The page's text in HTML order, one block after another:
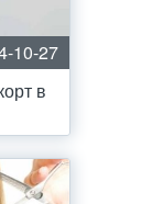
10-27
в